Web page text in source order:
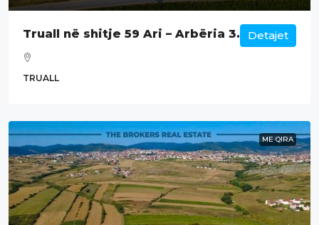
Truall në shitje 59 Ari – Arbëria 3.
TRUALL
Detajet
ME QIRA